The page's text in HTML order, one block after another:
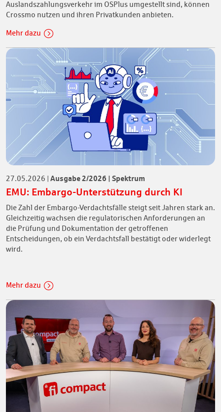
Auslandszahlungsverkehr im OSPlus umgestellt sind, können
Crossmo nutzen und ihren Privatkunden anbieten.
Mehr dazu
27.05.2026 Ausgabe 2/2026 | Spektrum
EMU: Embargo-Unterstützung durch KI
Die Zahl der Embargo-Verdachtsfälle steigt seit Jahren stark an.
Gleichzeitig wachsen die regulatorischen Anforderungen an
die Prüfung und Dokumentation der getroffenen
Entscheidungen, ob ein Verdachtsfall bestätigt oder widerlegt
wird.
Mehr dazu